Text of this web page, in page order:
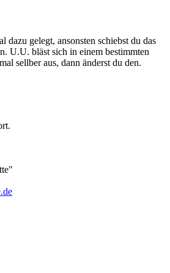
dazu gelegt, ansonsten schiebst du das
U.U. bläst sich in einem bestimmten
sellber aus, dann änderst du den.